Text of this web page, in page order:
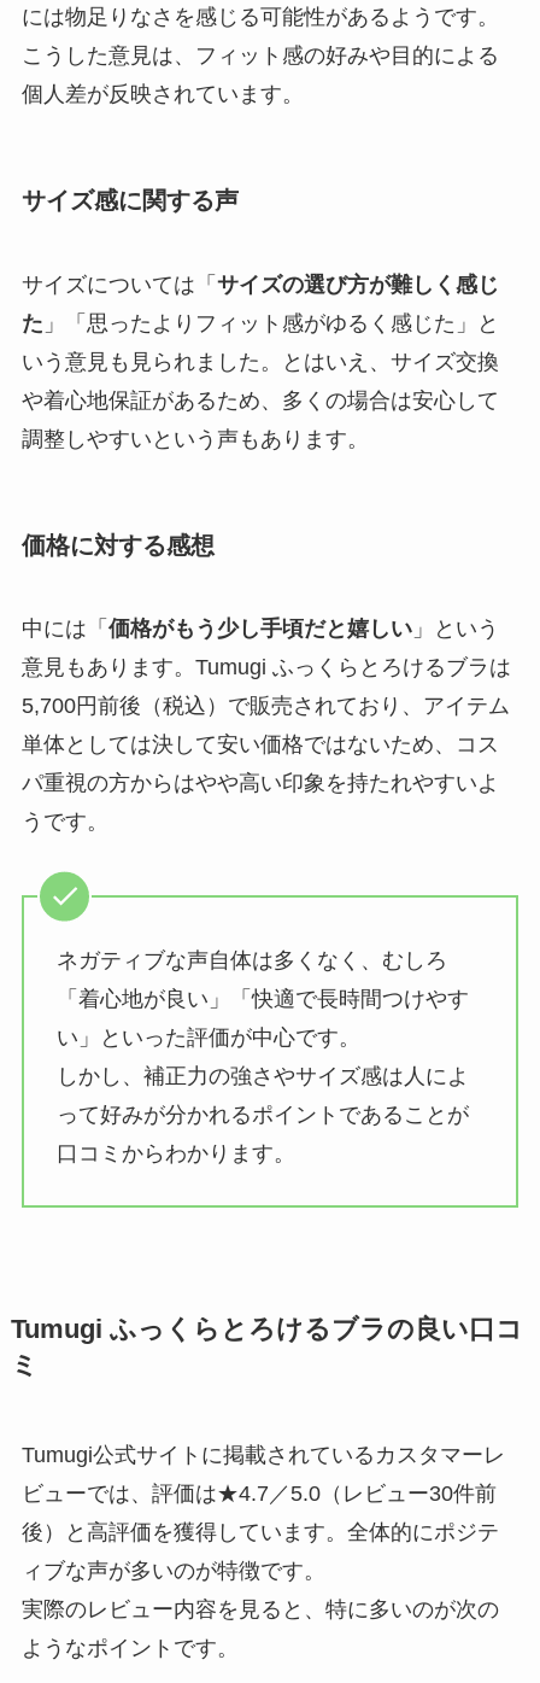
には物足りなさを感じる可能性があるようです。
こうした意見は、フィット感の好みや目的による
個人差が反映されています。
サイズ感に関する声
サイズについては「 サイズの選び方が難しく感じ
た 」「思ったよりフィット感がゆるく感じた」と
いう意見も見られました。とはいえ、サイズ交換
や着心地保証があるため、多くの場合は安心して
調整しやすいという声もあります。
価格に対する感想
中には「 価格がもう少し手頃だと嬉しい」という
意見もあります。Tumugi ふっくらとろけるブラは
5,700円前後（税込）で販売されており、アイテム
単体としては決して安い価格ではないため、コス
パ重視の方からはやや高い印象を持たれやすいよ
うです。
ネガティブな声自体は多くなく、むしろ
「着心地が良い」「快適で長時間つけやす
い」といった評価が中心です。
しかし、補正力の強さやサイズ感は人によ
って好みが分かれるポイントであることが
口コミからわかります。
Tumugi ふっくらとろけるブラの良い口コ
ミ
Tumugi公式サイトに掲載されているカスタマーレ
ビューでは、評価は★4.7／5.0（レビュー30件前
後）と高評価を獲得しています。全体的にポジテ
ィブな声が多いのが特徴です。
実際のレビュー内容を見ると、特に多いのが次の
ようなポイントです。